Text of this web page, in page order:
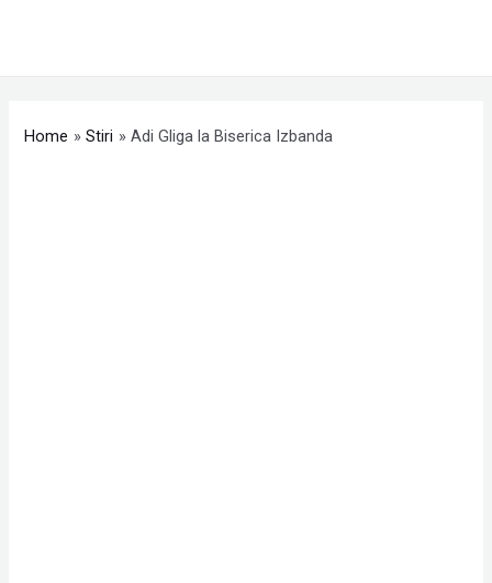
Home Stiri Adi Gliga la Biserica Izbanda